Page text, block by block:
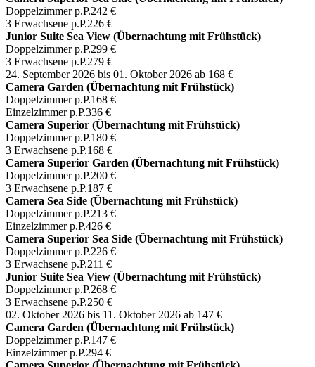
Doppelzimmer p.P.242 €
3 Erwachsene p.P.226 €
Junior Suite Sea View (Übernachtung mit Frühstück)
Doppelzimmer p.P.299 €
3 Erwachsene p.P.279 €
24. September 2026 bis 01. Oktober 2026 ab 168 €
Camera Garden (Übernachtung mit Frühstück)
Doppelzimmer p.P.168 €
Einzelzimmer p.P.336 €
Camera Superior (Übernachtung mit Frühstück)
Doppelzimmer p.P.180 €
3 Erwachsene p.P.168 €
Camera Superior Garden (Übernachtung mit Frühstück)
Doppelzimmer p.P.200 €
3 Erwachsene p.P.187 €
Camera Sea Side (Übernachtung mit Frühstück)
Doppelzimmer p.P.213 €
Einzelzimmer p.P.426 €
Camera Superior Sea Side (Übernachtung mit Frühstück)
Doppelzimmer p.P.226 €
3 Erwachsene p.P.211 €
Junior Suite Sea View (Übernachtung mit Frühstück)
Doppelzimmer p.P.268 €
3 Erwachsene p.P.250 €
02. Oktober 2026 bis 11. Oktober 2026 ab 147 €
Camera Garden (Übernachtung mit Frühstück)
Doppelzimmer p.P.147 €
Einzelzimmer p.P.294 €